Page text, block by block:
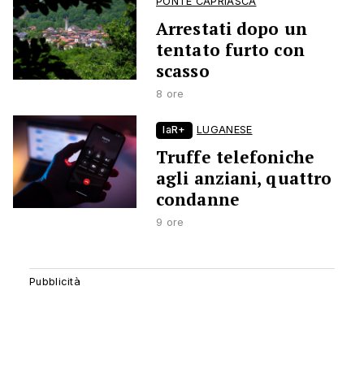
Arrestati dopo un
tentato furto con
scasso
8 ore
laR+ LUGANESE
Truffe telefoniche
agli anziani, quattro
condanne
9 ore